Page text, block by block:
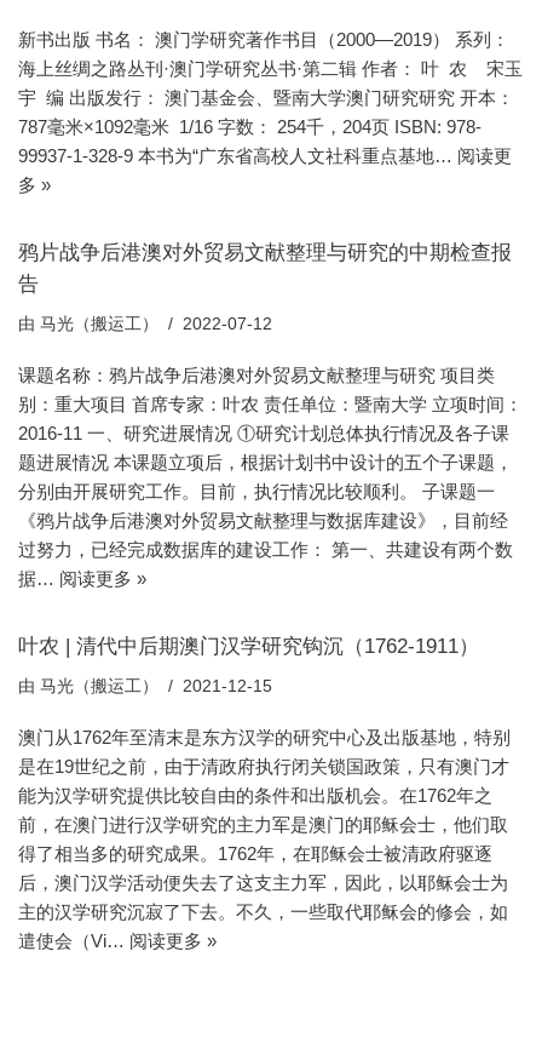
新书出版 书名： 澳门学研究著作书目（2000—2019） 系列：
海上丝绸之路丛刊·澳门学研究丛书·第二辑 作者： 叶 农 宋玉
宇 编 出版发行： 澳门基金会、暨南大学澳门研究研究 开本：
787毫米×1092毫米 1/16 字数： 254千，204页 ISBN: 978-
99937-1-328-9 本书为“广东省高校人文社科重点基地… 阅读更
多 »
鸦片战争后港澳对外贸易文献整理与研究的中期检查报
告
由 马光（搬运工） 2022-07-12
课题名称：鸦片战争后港澳对外贸易文献整理与研究 项目类
别：重大项目 首席专家：叶农 责任单位：暨南大学 立项时间：
2016-11 一、研究进展情况 ①研究计划总体执行情况及各子课
题进展情况 本课题立项后，根据计划书中设计的五个子课题，
分别由开展研究工作。目前，执行情况比较顺利。 子课题一
《鸦片战争后港澳对外贸易文献整理与数据库建设》，目前经
过努力，已经完成数据库的建设工作： 第一、共建设有两个数
据… 阅读更多 »
叶农 | 清代中后期澳门汉学研究钩沉（1762-1911）
由 马光（搬运工） 2021-12-15
澳门从1762年至清末是东方汉学的研究中心及出版基地，特别
是在19世纪之前，由于清政府执行闭关锁国政策，只有澳门才
能为汉学研究提供比较自由的条件和出版机会。在1762年之
前，在澳门进行汉学研究的主力军是澳门的耶稣会士，他们取
得了相当多的研究成果。1762年，在耶稣会士被清政府驱逐
后，澳门汉学活动便失去了这支主力军，因此，以耶稣会士为
主的汉学研究沉寂了下去。不久，一些取代耶稣会的修会，如
遣使会（Vi… 阅读更多 »